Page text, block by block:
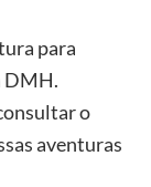
para
DMH.
o
aventuras